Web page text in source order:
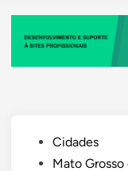
PostedCidades
Mato Grosso